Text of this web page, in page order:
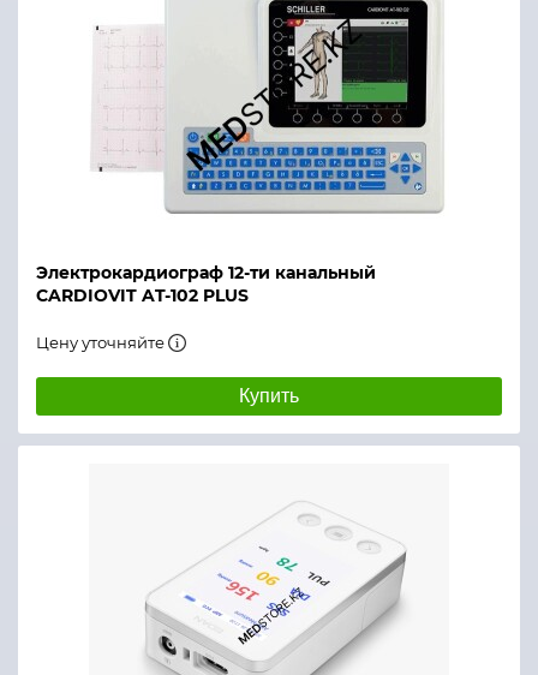
Электрокардиограф 12-ти канальный
CARDIOVIT AT-102 PLUS
Цену уточняйте
Купить